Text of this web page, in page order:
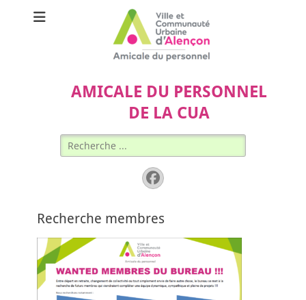
AMICALE DU PERSONNEL
DE LA CUA
Rechercher :
Facebook
Recherche membres